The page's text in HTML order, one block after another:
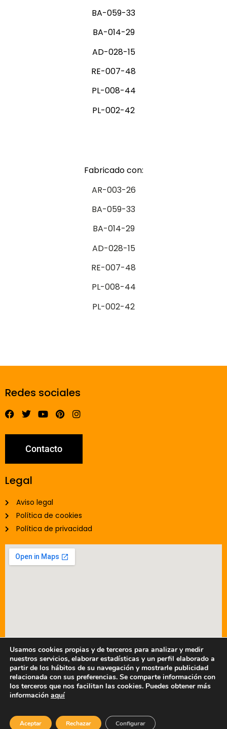
BA-059-33
BA-014-29
AD-028-15
RE-007-48
PL-008-44
PL-002-42
Fabricado con:
AR-003-26
BA-059-33
BA-014-29
AD-028-15
RE-007-48
PL-008-44
PL-002-42
Redes sociales
Contacto
Legal
Aviso legal
Política de cookies
Política de privacidad
© 2025 - Prefabricados Metálicos TAFER, S.A.
Usamos cookies propias y de terceros para analizar y medir
nuestros servicios, elaborar estadísticas y un perfil elaborado a
partir de los hábitos de su navegación y mostrarle publicidad
relacionada con sus preferencias. Se comparte información con
los terceros que nos facilitan las cookies. Puedes obtener más
información aquí
Aceptar Rechazar Configurar